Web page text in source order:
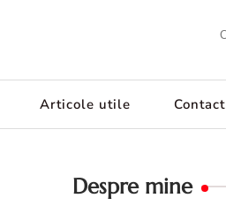
Articole utile Contact
Despre mine